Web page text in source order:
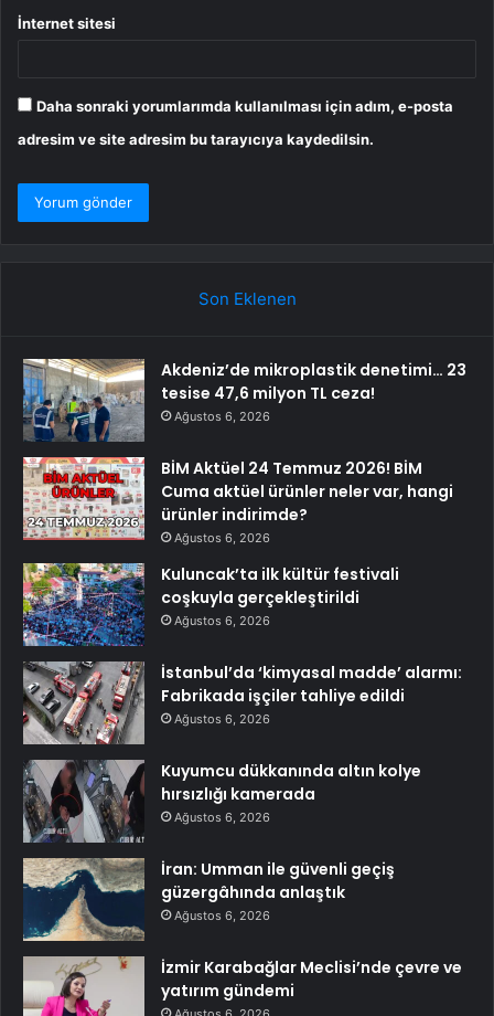
İnternet sitesi
Daha sonraki yorumlarımda kullanılması için adım, e-posta
adresim ve site adresim bu tarayıcıya kaydedilsin.
Son Eklenen
Akdeniz’de mikroplastik denetimi… 23
tesise 47,6 milyon TL ceza!
Ağustos 6, 2026
BİM Aktüel 24 Temmuz 2026! BİM
Cuma aktüel ürünler neler var, hangi
ürünler indirimde?
Ağustos 6, 2026
Kuluncak’ta ilk kültür festivali
coşkuyla gerçekleştirildi
Ağustos 6, 2026
İstanbul’da ‘kimyasal madde’ alarmı:
Fabrikada işçiler tahliye edildi
Ağustos 6, 2026
Kuyumcu dükkanında altın kolye
hırsızlığı kamerada
Ağustos 6, 2026
İran: Umman ile güvenli geçiş
güzergâhında anlaştık
Ağustos 6, 2026
İzmir Karabağlar Meclisi’nde çevre ve
yatırım gündemi